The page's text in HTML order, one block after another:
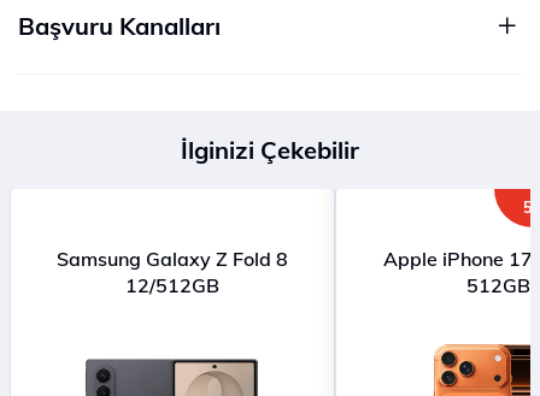
Başvuru Kanalları
İlginizi Çekebilir
Samsung Galaxy Z Fold 8
12/512GB
Apple iPhone 17
512GB